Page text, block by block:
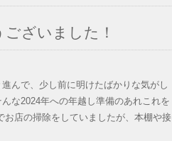
ざいました！
んで、少し前に明けたばかりな気がし
な2024年への年越し準備のあれこれを
お店の掃除をしていましたが、本棚や接